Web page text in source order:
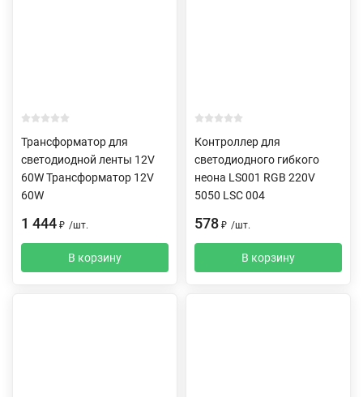
Трансформатор для
светодиодной ленты 12V
60W Трансформатор 12V
60W
1 444 ₽ /шт.
В корзину
Контроллер для
светодиодного гибкого
неона LS001 RGB 220V
5050 LSC 004
578 ₽ /шт.
В корзину